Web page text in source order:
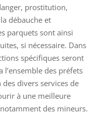
prostitution,
débauche et
parquets sont ainsi
si nécessaire. Dans
spécifiques seront
l’ensemble des préfets
divers services de
à une meilleure
des mineurs.